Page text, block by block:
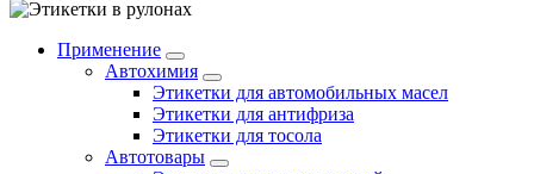
Применение
Автохимия
Этикетки для автомобильных масел
Этикетки для антифриза
Этикетки для тосола
Автотовары